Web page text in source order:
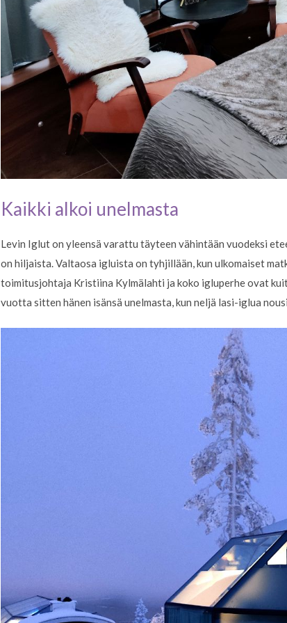
Kaikki alkoi unelmasta
Levin Iglut on yleensä varattu täyteen vähintään vuodeksi
on hiljaista. Valtaosa igluista on tyhjillään, kun ulkomaiset
toimitusjohtaja Kristiina Kylmälahti ja koko igluperhe ovat
vuotta sitten hänen isänsä unelmasta, kun neljä lasi-iglua